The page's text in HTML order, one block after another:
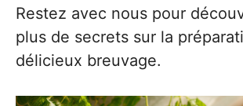
Restez avec nous pour
plus de secrets sur la
délicieux breuvage.